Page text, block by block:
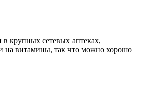
крупных сетевых аптеках,
на витамины, так что можно хорошо